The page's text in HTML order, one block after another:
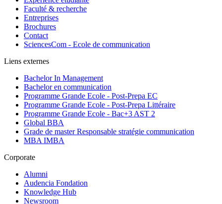
Faculté & recherche
Entreprises
Brochures
Contact
SciencesCom - Ecole de communication
Liens externes
Bachelor In Management
Bachelor en communication
Programme Grande Ecole - Post-Prepa EC
Programme Grande Ecole - Post-Prepa Littéraire
Programme Grande Ecole - Bac+3 AST 2
Global BBA
Grade de master Responsable stratégie communication
MBA IMBA
Corporate
Alumni
Audencia Fondation
Knowledge Hub
Newsroom